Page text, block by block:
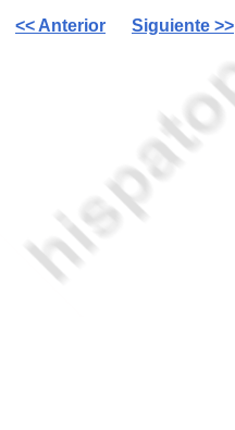
<< Anterior Siguiente >>